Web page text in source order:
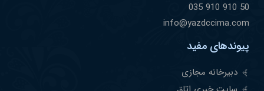
50 910 910 035
info@yazdccima.com
پیوندهای مفید
دبیرخانه مجازی